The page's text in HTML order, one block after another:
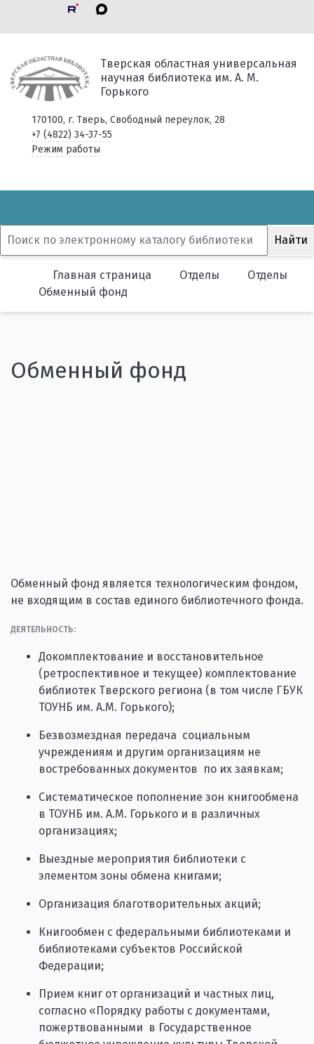
Тверская областная универсальная
научная библиотека им. А. М.
Горького
170100, г. Тверь, Свободный переулок, 28
+7 (4822) 34-37-55
Режим работы
Главная страница Отделы
Отделы
Обменный фонд
Обменный фонд
Обменный фонд является технологическим фондом,
не входящим в состав единого библиотечного фонда.
ДЕЯТЕЛЬНОСТЬ:
Докомплектование и восстановительное
(ретроспективное и текущее) комплектование
библиотек Тверского региона (в том числе ГБУК
ТОУНБ им. А.М. Горького);
Безвозмездная передача социальным
учреждениям и другим организациям не
востребованных документов по их заявкам;
Систематическое пополнение зон книгообмена
в ТОУНБ им. А.М. Горького и в различных
организациях;
Выездные мероприятия библиотеки с
элементом зоны обмена книгами;
Организация благотворительных акций;
Книгообмен с федеральными библиотеками и
библиотеками субъектов Российской
Федерации;
Прием книг от организаций и частных лиц,
согласно «Порядку работы с документами,
пожертвованными в Государственное